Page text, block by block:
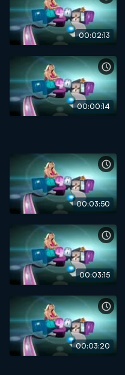
00:02:13
00:00:14
00:03:50
00:03:15
00:03:20